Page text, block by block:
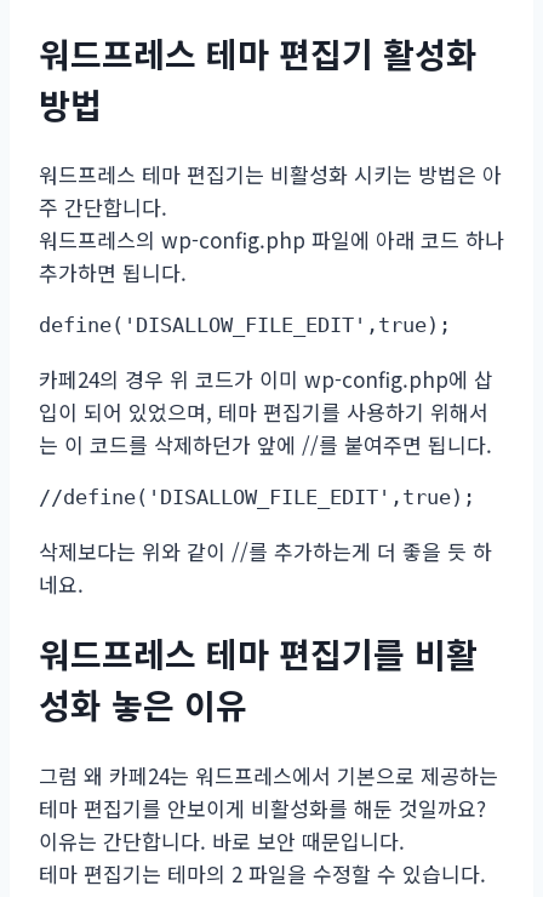
워드프레스 테마 편집기 활성화
방법
워드프레스 테마 편집기는 비활성화 시키는 방법은 아
주 간단합니다.
워드프레스의 wp-config.php 파일에 아래 코드 하나
추가하면 됩니다.
define('DISALLOW_FILE_EDIT',true);
카페24의 경우 위 코드가 이미 wp-config.php에 삽
입이 되어 있었으며, 테마 편집기를 사용하기 위해서
는 이 코드를 삭제하던가 앞에 //를 붙여주면 됩니다.
//define('DISALLOW_FILE_EDIT',true);
삭제보다는 위와 같이 //를 추가하는게 더 좋을 듯 하
네요.
워드프레스 테마 편집기를 비활
성화 놓은 이유
그럼 왜 카페24는 워드프레스에서 기본으로 제공하는
테마 편집기를 안보이게 비활성화를 해둔 것일까요?
이유는 간단합니다. 바로 보안 때문입니다.
테마 편집기는 테마의 2 파일을 수정할 수 있습니다.